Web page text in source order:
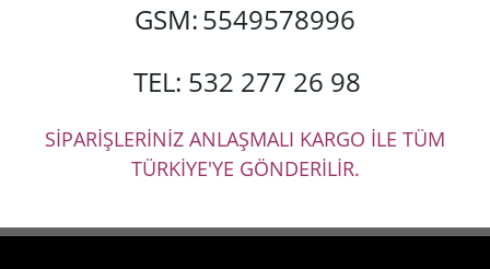
GSM:5549578996
TEL: 532 277 26 98
SİPARİŞLERİNİZ ANLAŞMALI KARGO İLE TÜM
TÜRKİYE'YE GÖNDERİLİR.